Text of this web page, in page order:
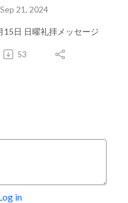
Sep 21, 2024
15日 日曜礼拝メッセージ
53
in